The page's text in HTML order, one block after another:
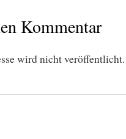
Kommentar
wird nicht veröffentlicht.